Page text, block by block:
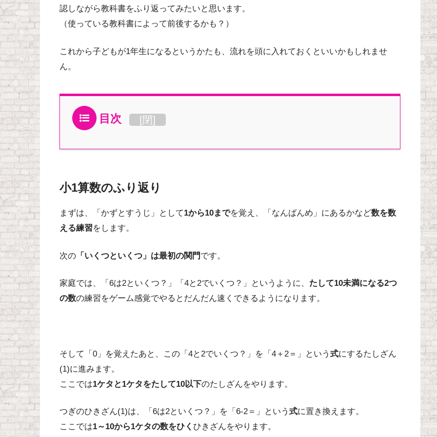
認しながら教科書をふり返ってみたいと思います。
（使っている教科書によって前後するかも？）
これから子どもが1年生になるというかたも、流れを頭に入れておくといいかもしれませ
ん。
目次 [閉]
小1算数のふり返り
まずは、「かずとすうじ」として1から10までを覚え、「なんばんめ」にあるかなど数を数
える練習をします。
次の 「いくつといくつ」は最初の関門です。
家庭では、「6は2といくつ？」「4と2でいくつ？」というように、 たして10未満になる2つ
の数の練習をゲーム感覚でやるとだんだん速くできるようになります。
そして「0」を覚えたあと、この「4と2でいくつ？」を「4＋2＝」という 式にするたしざん
(1)に進みます。
ここでは1ケタと1ケタをたして10以下のたしざんをやります。
つぎのひきざん(1)は、「6は2といくつ？」を「6‐2＝」という 式に置き換えます。
ここでは1～10から1ケタの数をひく ひきざんをやります。